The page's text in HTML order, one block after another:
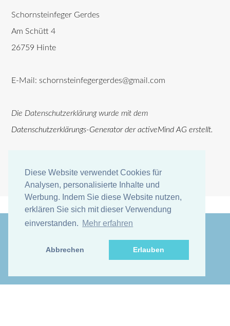
Diese Website verwendet Cookies für
Analysen, personalisierte Inhalte und
Werbung. Indem Sie diese Website nutzen,
erklären Sie sich mit dieser Verwendung
einverstanden. Mehr erfahren
Abbrechen Erlauben
Diese Website verwendet Cookies für
Analysen, personalisierte Inhalte und
Werbung. Indem Sie diese Website nutzen,
erklären Sie sich mit dieser Verwendung
einverstanden. Mehr erfahren
Abbrechen Erlauben
Schornsteinfeger Gerdes
Am Schütt 4
26759 Hinte
E-Mail: schornsteinfegergerdes@gmail.com
Die Datenschutzerklärung wurde mit dem
Datenschutzerklärungs-Generator der activeMind AG erstellt.
TEMPLATED. ImagesUnsplash